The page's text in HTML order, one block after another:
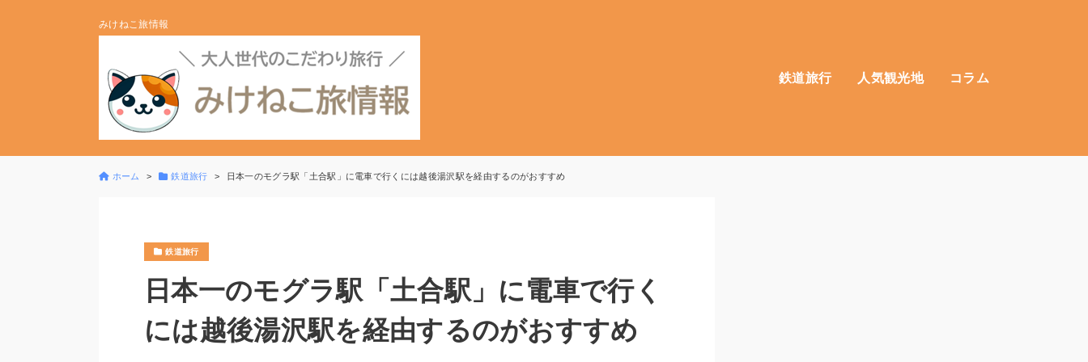
みけねこ旅情報
鉄道旅行 人気観光地 コラム
ホーム 鉄道旅行 日本一のモグラ駅「土合駅」に電車で行くには越後湯沢駅を経由するのがおすすめ
鉄道旅行
日本一のモグラ駅「土合駅」に電車で行く
には越後湯沢駅を経由するのがおすすめ